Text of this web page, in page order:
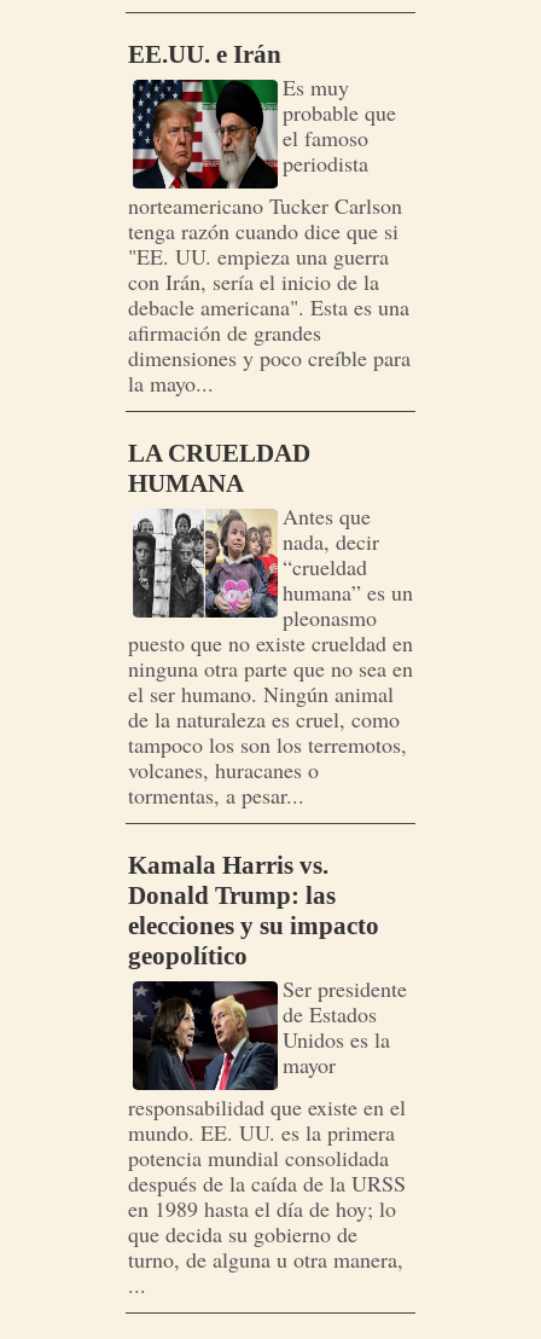
EE.UU. e Irán
Es muy
probable que
el famoso
periodista
norteamericano Tucker Carlson
tenga razón cuando dice que si
"EE. UU. empieza una guerra
con Irán, sería el inicio de la
debacle americana". Esta es una
afirmación de grandes
dimensiones y poco creíble para
la mayo...
LA CRUELDAD
HUMANA
Antes que
nada, decir
“crueldad
humana” es un
pleonasmo
puesto que no existe crueldad en
ninguna otra parte que no sea en
el ser humano. Ningún animal
de la naturaleza es cruel, como
tampoco los son los terremotos,
volcanes, huracanes o
tormentas, a pesar...
Kamala Harris vs.
Donald Trump: las
elecciones y su impacto
geopolítico
Ser presidente
de Estados
Unidos es la
mayor
responsabilidad que existe en el
mundo. EE. UU. es la primera
potencia mundial consolidada
después de la caída de la URSS
en 1989 hasta el día de hoy; lo
que decida su gobierno de
turno, de alguna u otra manera,
...